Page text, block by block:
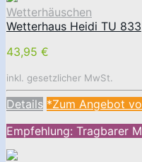
Wetterhäuschen
Wetterhaus Heidi TU 833
43,95 €
inkl. gesetzlicher MwSt.
Details *Zum Angebot
Empfehlung: Tragbarer